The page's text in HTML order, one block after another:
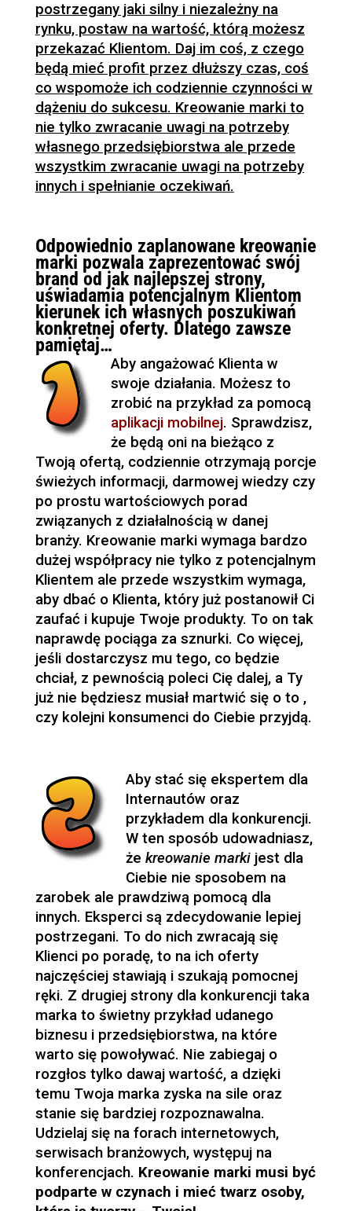
postrzegany jaki silny i niezależny na
rynku, postaw na wartość, którą możesz
przekazać Klientom. Daj im coś, z czego
będą mieć profit przez dłuższy czas, coś
co wspomoże ich codziennie czynności w
dążeniu do sukcesu. Kreowanie marki to
nie tylko zwracanie uwagi na potrzeby
własnego przedsiębiorstwa ale przede
wszystkim zwracanie uwagi na potrzeby
innych i spełnianie oczekiwań.
Odpowiednio zaplanowane kreowanie
marki pozwala zaprezentować swój
brand od jak najlepszej strony,
uświadamia potencjalnym Klientom
kierunek ich własnych poszukiwań
konkretnej oferty. Dlatego zawsze
pamiętaj…
Aby angażować Klienta w
swoje działania. Możesz to
zrobić na przykład za pomocą
aplikacji mobilnej. Sprawdzisz,
że będą oni na bieżąco z
Twoją ofertą, codziennie otrzymają porcje
świeżych informacji, darmowej wiedzy czy
po prostu wartościowych porad
związanych z działalnością w danej
branży. Kreowanie marki wymaga bardzo
dużej współpracy nie tylko z potencjalnym
Klientem ale przede wszystkim wymaga,
aby dbać o Klienta, który już postanowił Ci
zaufać i kupuje Twoje produkty. To on tak
naprawdę pociąga za sznurki. Co więcej,
jeśli dostarczysz mu tego, co będzie
chciał, z pewnością poleci Cię dalej, a Ty
już nie będziesz musiał martwić się o to ,
czy kolejni konsumenci do Ciebie przyjdą.
Aby stać się ekspertem dla
Internautów oraz
przykładem dla konkurencji.
W ten sposób udowadniasz,
że kreowanie markijest dla
Ciebie nie sposobem na
zarobek ale prawdziwą pomocą dla
innych. Eksperci są zdecydowanie lepiej
postrzegani. To do nich zwracają się
Klienci po poradę, to na ich oferty
najczęściej stawiają i szukają pomocnej
ręki. Z drugiej strony dla konkurencji taka
marka to świetny przykład udanego
biznesu i przedsiębiorstwa, na które
warto się powoływać. Nie zabiegaj o
rozgłos tylko dawaj wartość, a dzięki
temu Twoja marka zyska na sile oraz
stanie się bardziej rozpoznawalna.
Udzielaj się na forach internetowych,
serwisach branżowych, występuj na
konferencjach. Kreowanie marki musi być
podparte w czynach i mieć twarz osoby,